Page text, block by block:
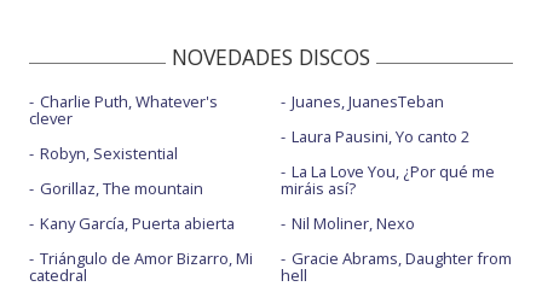
NOVEDADES DISCOS
Charlie Puth, Whatever's
clever
Robyn, Sexistential
Gorillaz, The mountain
Kany García, Puerta abierta
Triángulo de Amor Bizarro, Mi
catedral
Juanes, JuanesTeban
Laura Pausini, Yo canto 2
La La Love You, ¿Por qué me
miráis así?
Nil Moliner, Nexo
Gracie Abrams, Daughter from
hell